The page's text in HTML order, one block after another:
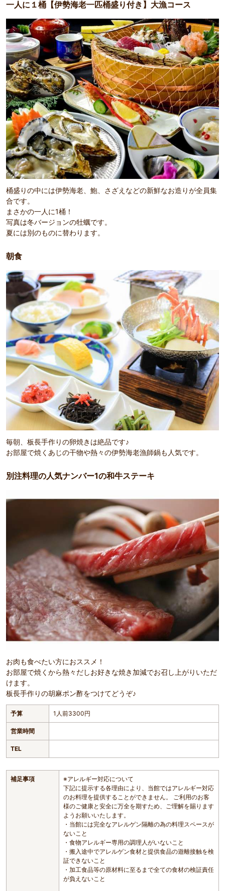
一人に１桶【伊勢海老一匹桶盛り付き】大漁コース
桶盛りの中には伊勢海老、鮑、さざえなどの新鮮なお造りが全員集
合です。
まさかの一人に1桶！
写真は冬バージョンの牡蠣です。
夏には別のものに替わります。
朝食
毎朝、板長手作りの卵焼きは絶品です♪
お部屋で焼くあじの干物や熱々の伊勢海老漁師鍋も人気です。
別注料理の人気ナンバー1の和牛ステーキ
お肉も食べたい方におススメ！
お部屋で焼くから熱々だしお好きな焼き加減でお召し上がりいただ
けます。
板長手作りの胡麻ポン酢をつけてどうぞ♪
予算 1人前3300円
営業時間
TEL
補足事項
※アレルギー対応について
下記に提示する各理由により、当館ではアレルギー対応
のお料理を提供することができません。 ご利用のお客
様のご健康と安全に万全を期すため、ご理解を賜ります
ようお願いいたします。
・当館には完全なアレルゲン隔離の為の料理スペースが
ないこと
・食物アレルギー専用の調理人がいないこと
・搬入途中でアレルゲン食材と提供食品の遊離接触を検
証できないこと
・加工食品等の原材料に至るまで全ての食材の検証責任
が負えないこと